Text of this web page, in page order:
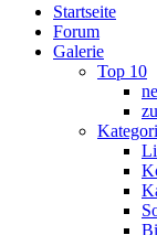
Startseite
Forum
Galerie
Top 10